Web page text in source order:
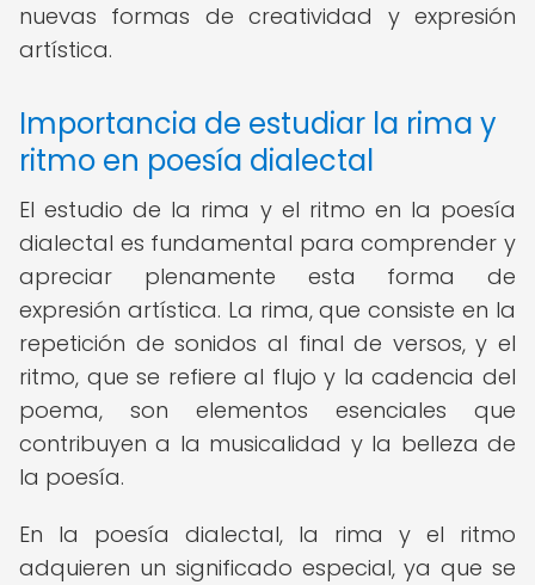
nuevas formas de creatividad y expresión
artística.
Importancia de estudiar la rima y
ritmo en poesía dialectal
El estudio de la rima y el ritmo en la poesía
dialectal es fundamental para comprender y
apreciar plenamente esta forma de
expresión artística. La rima, que consiste en la
repetición de sonidos al final de versos, y el
ritmo, que se refiere al flujo y la cadencia del
poema, son elementos esenciales que
contribuyen a la musicalidad y la belleza de
la poesía.
En la poesía dialectal, la rima y el ritmo
adquieren un significado especial, ya que se